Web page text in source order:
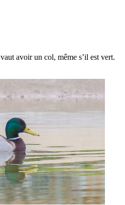
avoir un col, même s’il est vert.